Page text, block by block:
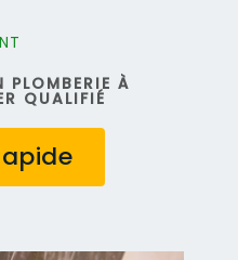
À
QUALIFIÉ